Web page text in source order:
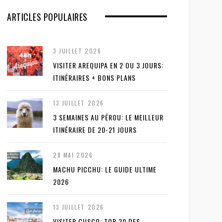
ARTICLES POPULAIRES
3 JUILLET 2026
VISITER AREQUIPA EN 2 OU 3 JOURS:
ITINÉRAIRES + BONS PLANS
13 JUILLET 2026
3 SEMAINES AU PÉROU: LE MEILLEUR
ITINÉRAIRE DE 20-21 JOURS
28 MAI 2026
MACHU PICCHU: LE GUIDE ULTIME
2026
13 JUILLET 2026